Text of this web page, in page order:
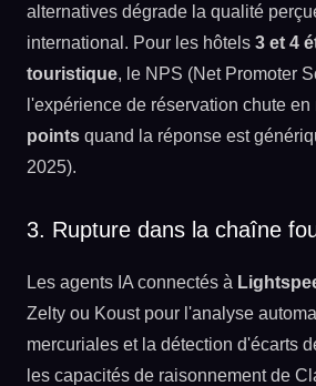
alternatives dégrade la qualité
international. Pour les hôtels 3 et 4
touristique, le NPS (Net Promoter
l'expérience de réservation chute
points quand la réponse est
2025).
3. Rupture dans la chaîne
Les agents IA connectés à
Zelty ou Koust pour l'analyse
mercuriales et la détection d'écarts
les capacités de raisonnement de